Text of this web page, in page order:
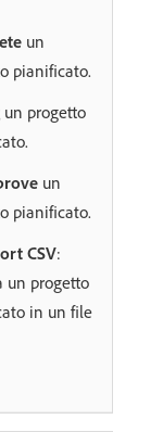
un
pianificato.
un progetto
un
pianificato.
CSV:
un progetto
in un file